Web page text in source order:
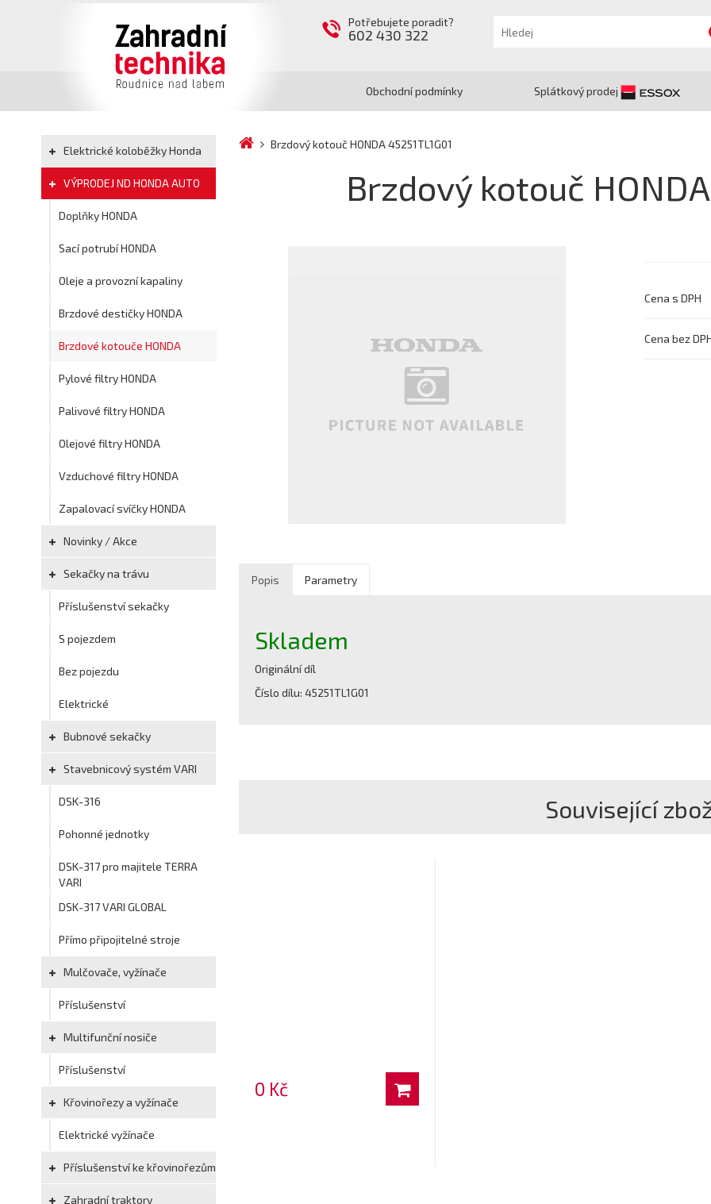
Potřebujete poradit?
602 430 322
Obchodní podmínky Splátkový prodej
Elektrické koloběžky Honda
VÝPRODEJ ND HONDA AUTO
Doplňky HONDA
Sací potrubí HONDA
Oleje a provozní kapaliny
Brzdové destičky HONDA
Brzdové kotouče HONDA
Pylové filtry HONDA
Palivové filtry HONDA
Olejové filtry HONDA
Vzduchové filtry HONDA
Zapalovací svíčky HONDA
Novinky / Akce
Sekačky na trávu
Příslušenství sekačky
S pojezdem
Bez pojezdu
Elektrické
Bubnové sekačky
Stavebnicový systém VARI
DSK-316
Pohonné jednotky
DSK-317 pro majitele TERRA
VARI
DSK-317 VARI GLOBAL
Přímo připojitelné stroje
Mulčovače, vyžínače
Příslušenství
Multifunční nosiče
Příslušenství
Křovinořezy a vyžínače
Elektrické vyžínače
Příslušenství ke křovinořezům
Zahradní traktory
Brzdový kotouč HONDA 45251TL1G01
Brzdový kotouč
Cena s DPH
Cena bez
Popis Parametry
Skladem
Originální díl
Číslo dílu: 45251TL1G01
Související
0 Kč